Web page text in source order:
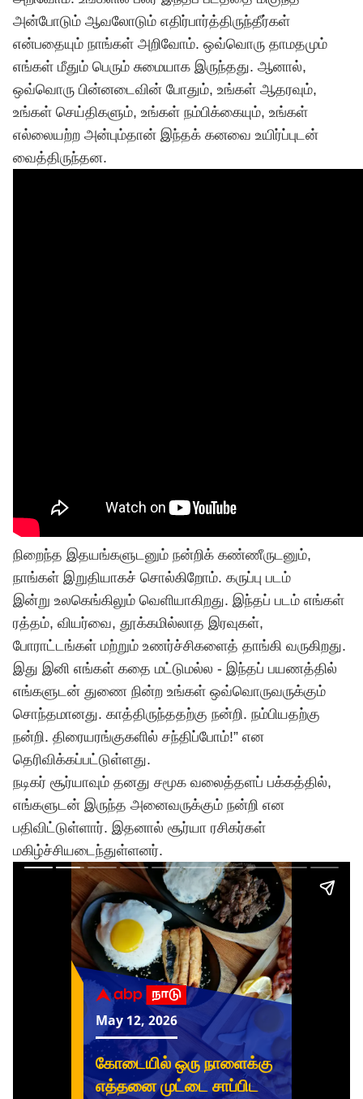
அன்போடும் ஆவலோடும் எதிர்பார்த்திருந்தீர்கள்
என்பதையும் நாங்கள் அறிவோம். ஒவ்வொரு தாமதமும்
எங்கள் மீதும் பெரும் சுமையாக இருந்தது. ஆனால்,
ஒவ்வொரு பின்னடைவின் போதும், உங்கள் ஆதரவும்,
உங்கள் செய்திகளும், உங்கள் நம்பிக்கையும், உங்கள்
எல்லையற்ற அன்பும்தான் இந்தக் கனவை உயிர்ப்புடன்
வைத்திருந்தன.
நிறைந்த இதயங்களுடனும் நன்றிக் கண்ணீருடனும்,
நாங்கள் இறுதியாகச் சொல்கிறோம். கருப்பு படம்
இன்று உலகெங்கிலும் வெளியாகிறது. இந்தப் படம் எங்கள்
ரத்தம், வியர்வை, தூக்கமில்லாத இரவுகள்,
போராட்டங்கள் மற்றும் உணர்ச்சிகளைத் தாங்கி வருகிறது.
இது இனி எங்கள் கதை மட்டுமல்ல - இந்தப் பயணத்தில்
எங்களுடன் துணை நின்ற உங்கள் ஒவ்வொருவருக்கும்
சொந்தமானது. காத்திருந்ததற்கு நன்றி. நம்பியதற்கு
நன்றி. திரையரங்குகளில் சந்திப்போம்!” என
தெரிவிக்கப்பட்டுள்ளது.
நடிகர் சூர்யாவும் தனது சமூக வலைத்தளப் பக்கத்தில்,
எங்களுடன் இருந்த அனைவருக்கும் நன்றி என
பதிவிட்டுள்ளார். இதனால் சூர்யா ரசிகர்கள்
மகிழ்ச்சியடைந்துள்ளனர்.